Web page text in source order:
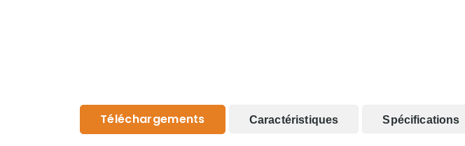
Téléchargements Caractéristiques Spécifications